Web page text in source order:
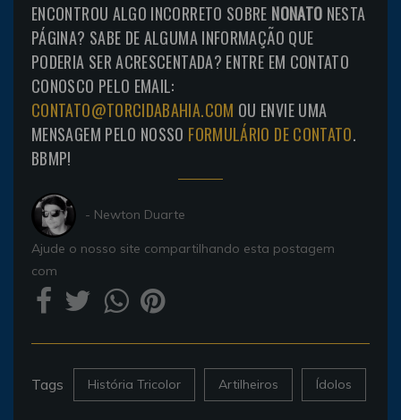
ENCONTROU ALGO INCORRETO SOBRE NONATO NESTA
PÁGINA? SABE DE ALGUMA INFORMAÇÃO QUE
PODERIA SER ACRESCENTADA? ENTRE EM CONTATO
CONOSCO PELO EMAIL:
CONTATO@TORCIDABAHIA.COM OU ENVIE UMA
MENSAGEM PELO NOSSO FORMULÁRIO DE CONTATO.
BBMP!
- Newton Duarte
Ajude o nosso site compartilhando esta postagem
com
Tags História Tricolor Artilheiros Ídolos